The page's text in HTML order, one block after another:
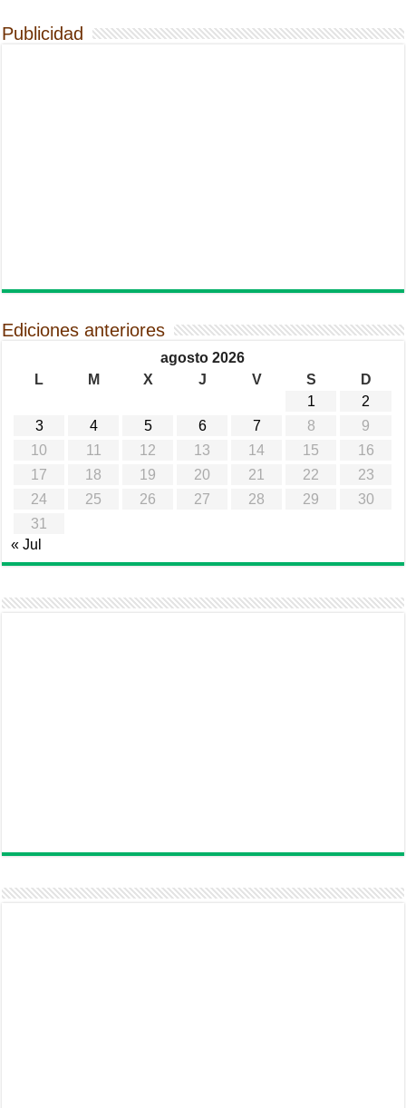
Publicidad
Ediciones anteriores
agosto 2026
L
M X J V S
D
1
2
3
4 5 6 7 8
9
10
11 12 13 14 15
16
17
18 19 20 21 22
23
24
25 26 27 28 29
30
31
« Jul